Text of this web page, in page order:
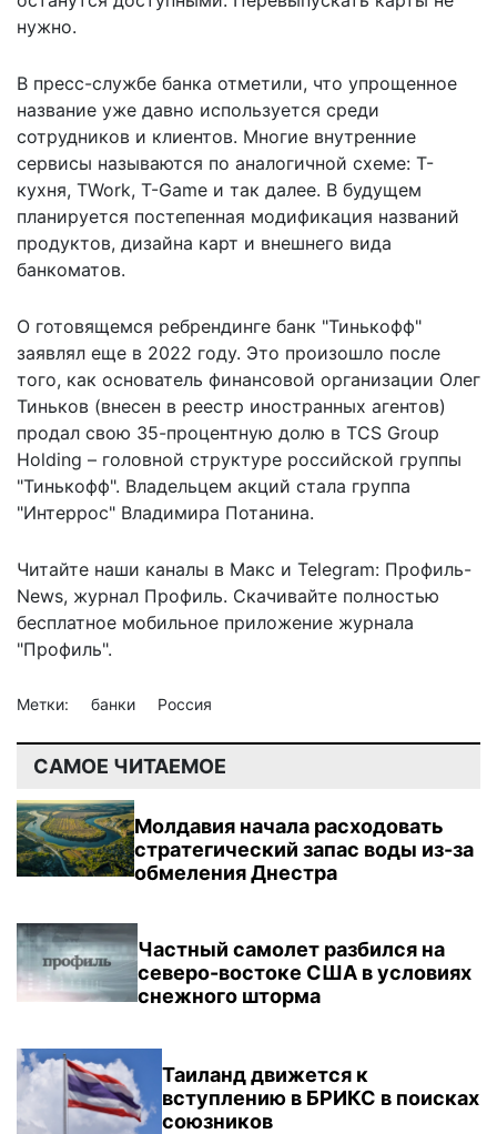
нужно.
В пресс-службе банка отметили, что упрощенное
название уже давно используется среди
сотрудников и клиентов. Многие внутренние
сервисы называются по аналогичной схеме: Т-
кухня, TWork, T-Game и так далее. В будущем
планируется постепенная модификация названий
продуктов, дизайна карт и внешнего вида
банкоматов.
О готовящемся ребрендинге банк "Тинькофф"
заявлял еще в 2022 году. Это произошло после
того, как основатель финансовой организации Олег
Тиньков (внесен в реестр иностранных агентов)
продал свою 35-процентную долю в TCS Group
Holding – головной структуре российской группы
"Тинькофф". Владельцем акций стала группа
"Интеррос" Владимира Потанина.
Читайте наши каналы в Макс и Telegram: Профиль-
News, журнал Профиль. Скачивайте полностью
бесплатное мобильное приложение журнала
"Профиль".
Метки: банки Россия
САМОЕ ЧИТАЕМОЕ
Молдавия начала расходовать
стратегический запас воды из-за
обмеления Днестра
Частный самолет разбился на
северо-востоке США в условиях
снежного шторма
Таиланд движется к
вступлению в БРИКС в поисках
союзников